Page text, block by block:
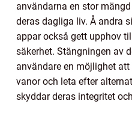
användarna en stor
deras dagliga liv. Å andra
appar också gett upphov
säkerhet. Stängningen av
användare en möjlighet
vanor och leta efter
skyddar deras integritet